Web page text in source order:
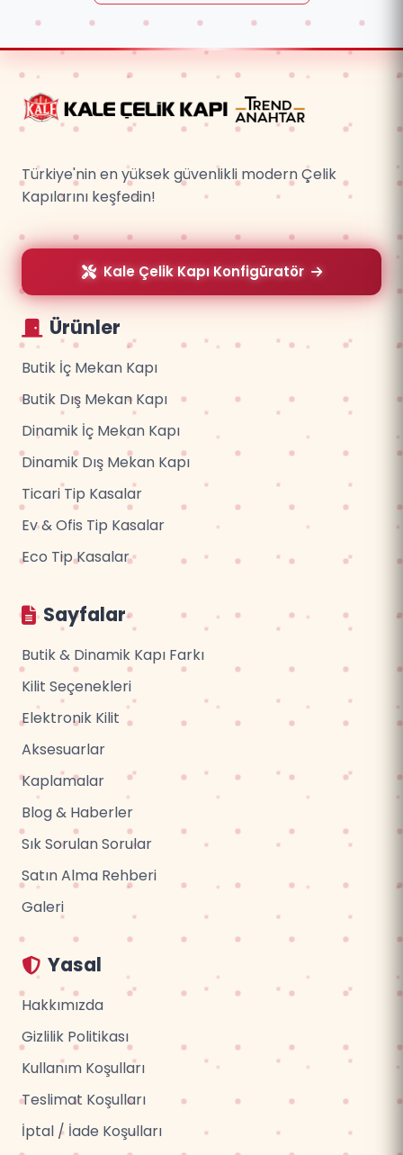
Türkiye'nin en yüksek güvenlikli modern Çelik
Kapılarını keşfedin!
Kale Çelik Kapı Konfigüratör
Ürünler
Butik İç Mekan Kapı
Butik Dış Mekan Kapı
Dinamik İç Mekan Kapı
Dinamik Dış Mekan Kapı
Ticari Tip Kasalar
Ev & Ofis Tip Kasalar
Eco Tip Kasalar
Sayfalar
Butik & Dinamik Kapı Farkı
Kilit Seçenekleri
Elektronik Kilit
Aksesuarlar
Kaplamalar
Blog & Haberler
Sık Sorulan Sorular
Satın Alma Rehberi
Galeri
Yasal
Hakkımızda
Gizlilik Politikası
Kullanım Koşulları
Teslimat Koşulları
İptal / İade Koşulları